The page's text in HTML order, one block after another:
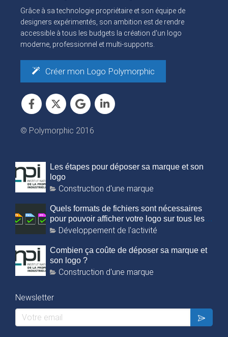
Grâce à sa technologie propriétaire et son équipe de
designers expérimentés, son ambition est de rendre
accessible à tous les budgets la création d'un logo
moderne, professionnel et multi-supports.
Créer mon Logo Polymorphic
© Polymorphic 2016
Les étapes pour déposer sa marque et son
logo
Construction d'une marque
Quels formats de fichiers sont nécessaires
pour pouvoir afficher votre logo sur tous les
supports ?
Développement de l'activité
Combien ça coûte de déposer sa marque et
son logo ?
Construction d'une marque
Newsletter
Votre email